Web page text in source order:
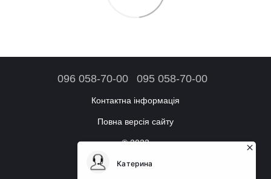
096 058-70-00 095 058-70-00
Контактна інформація
Повна версія сайту
© 2023
Інтернет-магазин аксесуарів